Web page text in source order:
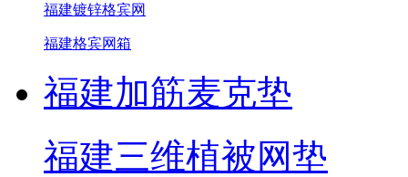
福建镀锌格宾网
福建格宾网箱
福建加筋麦克垫
福建三维植被网垫